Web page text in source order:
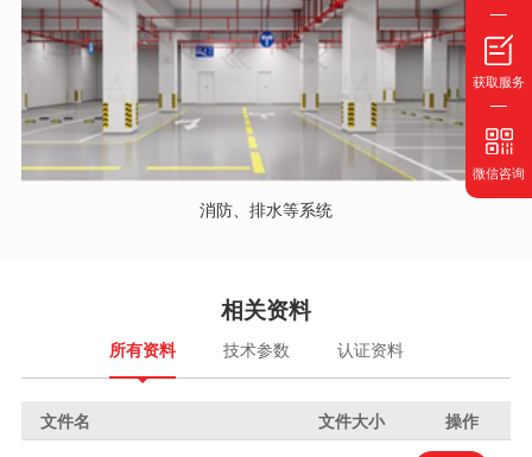
消防、排水等系统
相关资料
所有资料 技术参数 认证资料
文件名 文件大小 操作
获取服务
微信咨询